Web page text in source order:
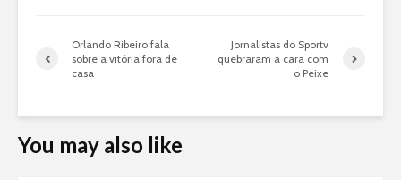
Orlando Ribeiro fala
sobre a vitória fora de
casa
Jornalistas do Sportv
quebraram a cara com
o Peixe
You may also like